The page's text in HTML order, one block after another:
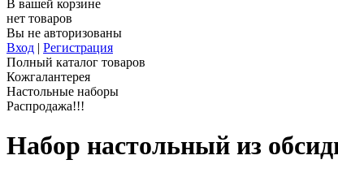
В вашей корзине
нет товаров
Вы не авторизованы
Вход | Регистрация
Полный каталог товаров
Кожгалантерея
Настольные наборы
Распродажа!!!
Набор настольный из